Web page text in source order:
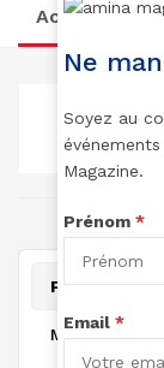
Activity
LECTURES:
2
Personal
Mentions
Ne
Soyez au
Magazine.
Prénom *
Email *